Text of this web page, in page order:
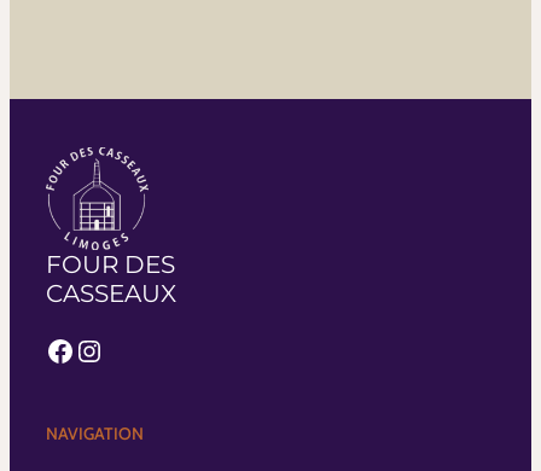
FOUR DES
CASSEAUX
Facebook
Instagram
NAVIGATION